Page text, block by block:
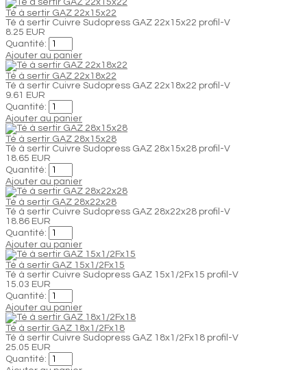
Té à sertir GAZ 22x15x22
Té à sertir Cuivre Sudopress GAZ 22x15x22 profil-V
8.25 EUR
Quantité:
Ajouter au panier
Té à sertir GAZ 22x18x22
Té à sertir Cuivre Sudopress GAZ 22x18x22 profil-V
9.61 EUR
Quantité:
Ajouter au panier
Té à sertir GAZ 28x15x28
Té à sertir Cuivre Sudopress GAZ 28x15x28 profil-V
18.65 EUR
Quantité:
Ajouter au panier
Té à sertir GAZ 28x22x28
Té à sertir Cuivre Sudopress GAZ 28x22x28 profil-V
18.86 EUR
Quantité:
Ajouter au panier
Té à sertir GAZ 15x1/2Fx15
Té à sertir Cuivre Sudopress GAZ 15x1/2Fx15 profil-V
15.03 EUR
Quantité:
Ajouter au panier
Té à sertir GAZ 18x1/2Fx18
Té à sertir Cuivre Sudopress GAZ 18x1/2Fx18 profil-V
25.05 EUR
Quantité: